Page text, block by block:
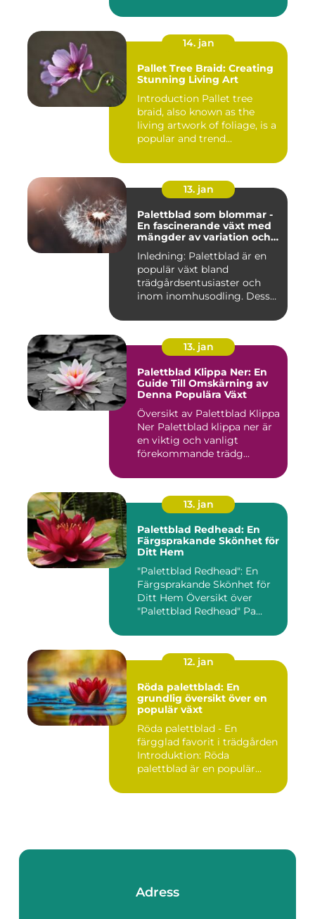
14. jan
Pallet Tree Braid: Creating
Stunning Living Art
Introduction Pallet tree
braid, also known as the
living artwork of foliage, is a
popular and trend...
13. jan
Palettblad som blommar -
En fascinerande växt med
mängder av variation och
Inledning: Palettblad är en
populär växt bland
trädgårdsentusiaster och
inom inomhusodling. Dess
13. jan
Palettblad Klippa Ner: En
Guide Till Omskärning av
Denna Populära Växt
Översikt av Palettblad Klippa
Ner Palettblad klippa ner är
en viktig och vanligt
förekommande trädg...
13. jan
Palettblad Redhead: En
Färgsprakande Skönhet för
Ditt Hem
"Palettblad Redhead": En
Färgsprakande Skönhet för
Ditt Hem Översikt över
"Palettblad Redhead" Pa...
12. jan
Röda palettblad: En
grundlig översikt över en
populär växt
Röda palettblad - En
färgglad favorit i trädgården
Introduktion: Röda
palettblad är en populär
Adress